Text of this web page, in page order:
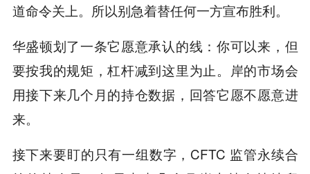
道命令关上。所以别急着替任何一方宣布胜利。
华盛顿划了一条它愿意承认的线：你可以来，但
要按我的规矩，杠杆减到这里为止。岸的市场会
用接下来几个月的持仓数据，回答它愿不愿意进
来。
接下来要盯的只有一组数字，CFTC 监管永续合